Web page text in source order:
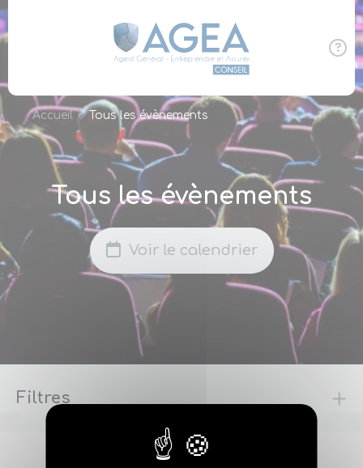
Accueil Tous les évènements
Tous les évènements
Voir le calendrier
Filtres
Réinitialiser les filtres